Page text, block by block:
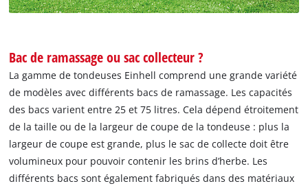
Bac de ramassage ou sac collecteur ?
La gamme de tondeuses Einhell comprend une grande variété
de modèles avec différents bacs de ramassage. Les capacités
des bacs varient entre 25 et 75 litres. Cela dépend étroitement
de la taille ou de la largeur de coupe de la tondeuse : plus la
largeur de coupe est grande, plus le sac de collecte doit être
volumineux pour pouvoir contenir les brins d’herbe. Les
différents bacs sont également fabriqués dans des matériaux